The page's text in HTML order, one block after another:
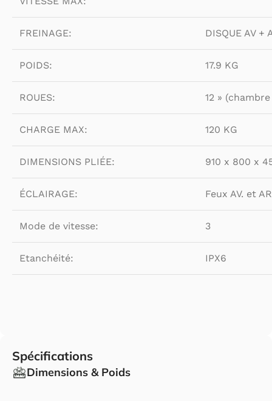
FREINAGE: DISQUE AV
POIDS: 17.9 KG
ROUES: 12 »
CHARGE MAX: 120 KG
DIMENSIONS PLIÉE: 910 x 800 x
ÉCLAIRAGE: Feux AV. et
Mode de vitesse: 3
Etanchéité: IPX6
Spécifications
Dimensions & Poids